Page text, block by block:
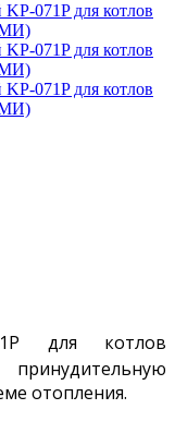
для котлов
принудительную
отопления.